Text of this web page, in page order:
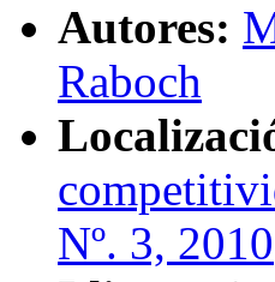
Autores:
Raboch
Nº. 3, 2010